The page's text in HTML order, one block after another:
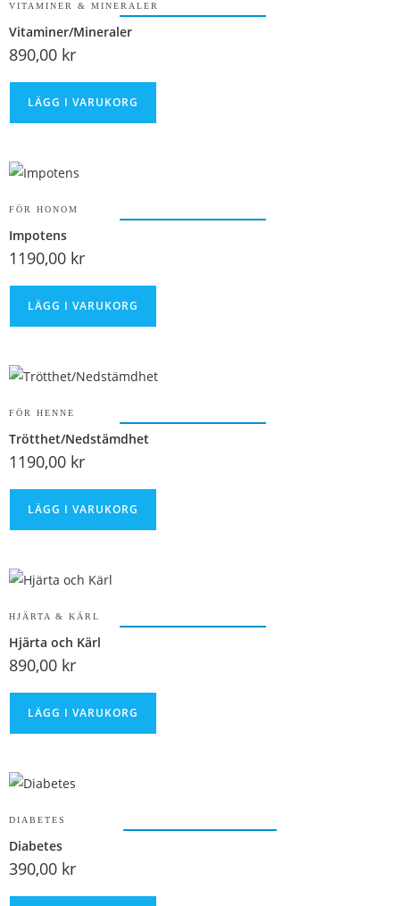
VITAMINER & MINERALER
Vitaminer/Mineraler
890,00 kr
LÄGG I VARUKORG
FÖR HONOM
Impotens
1190,00 kr
LÄGG I VARUKORG
FÖR HENNE
Trötthet/Nedstämdhet
1190,00 kr
LÄGG I VARUKORG
HJÄRTA & KÄRL
Hjärta och Kärl
890,00 kr
LÄGG I VARUKORG
DIABETES
Diabetes
390,00 kr